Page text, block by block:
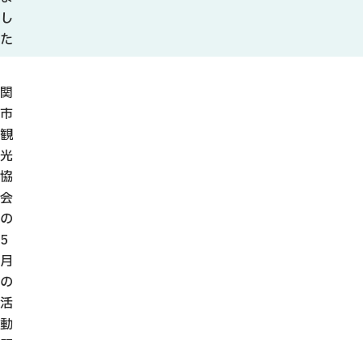
し
た
関
市
観
光
協
会
の
5
月
の
活
動